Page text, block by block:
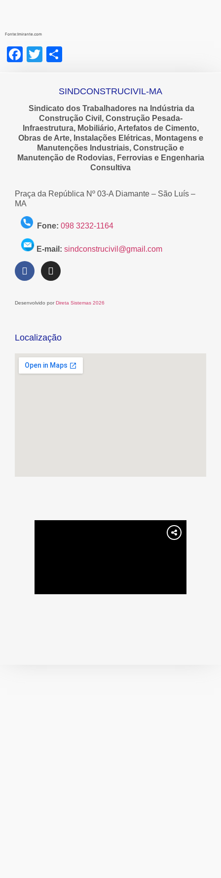
Fonte:Imirante.com
Facebook
Twitter
SINDCONSTRUCIVIL-MA
Sindicato dos Trabalhadores na Indústria da
Construção Civil, Construção Pesada-
Infraestrutura, Mobiliário, Artefatos de Cimento,
Obras de Arte, Instalações Elétricas, Montagens e
Manutenções Industriais, Construção e
Manutenção de Rodovias, Ferrovias e Engenharia
Consultiva
Praça da República Nº 03-A Diamante – São Luís –
MA
Fone: 098 3232-1164
E-mail: sindconstrucivil@gmail.com
Desenvolvido por Direta Sistemas 2026
Localização